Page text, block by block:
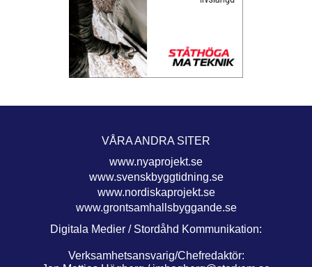
VÅRA ANDRA SITER
www.nyaprojekt.se
www.svenskbyggtidning.se
www.nordiskaprojekt.se
www.grontsamhallsbyggande.se
Digitala Medier / Stordåhd Kommunikation:
Verksamhetsansvarig/Chefredaktör: